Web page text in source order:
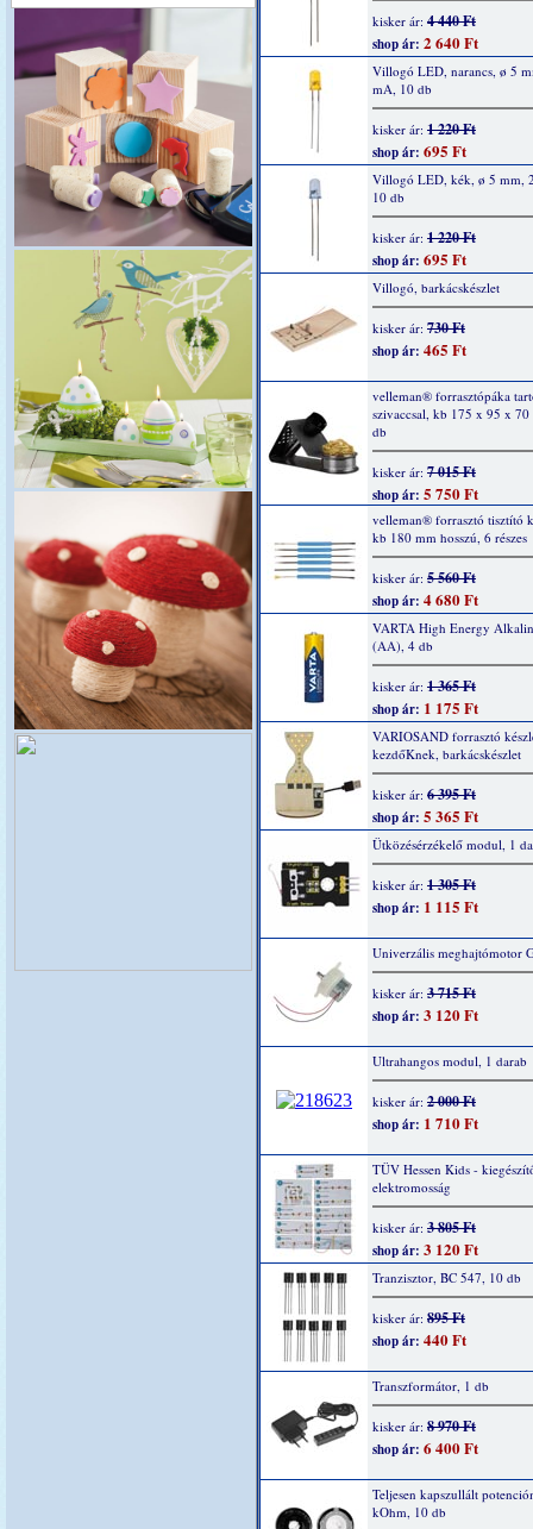
kisker ár: 4 440 Ft
shop ár: 2 640 Ft
Villogó LED, narancs, ø 5
mA, 10 db
kisker ár: 1 220 Ft
shop ár: 695 Ft
Villogó LED, kék, ø 5 mm,
10 db
kisker ár: 1 220 Ft
shop ár: 695 Ft
Villogó, barkácskészlet
kisker ár: 730 Ft
shop ár: 465 Ft
velleman® forrasztópáka
szivaccsal, kb 175 x 95 x
db
kisker ár: 7 015 Ft
shop ár: 5 750 Ft
velleman® forrasztó tisztító
kb 180 mm hosszú, 6 részes
kisker ár: 5 560 Ft
shop ár: 4 680 Ft
VARTA High Energy
(AA), 4 db
kisker ár: 1 365 Ft
shop ár: 1 175 Ft
VARIOSAND forrasztó
kezdőKnek, barkácskészlet
kisker ár: 6 395 Ft
shop ár: 5 365 Ft
Ütközésérzékelő modul, 1
kisker ár: 1 305 Ft
shop ár: 1 115 Ft
Univerzális meghajtómotor
kisker ár: 3 715 Ft
shop ár: 3 120 Ft
Ultrahangos modul, 1 darab
kisker ár: 2 000 Ft
shop ár: 1 710 Ft
TÜV Hessen Kids -
elektromosság
kisker ár: 3 805 Ft
shop ár: 3 120 Ft
Tranzisztor, BC 547, 10 db
kisker ár: 895 Ft
shop ár: 440 Ft
Transzformátor, 1 db
kisker ár: 8 970 Ft
shop ár: 6 400 Ft
Teljesen kapszullált
kOhm, 10 db